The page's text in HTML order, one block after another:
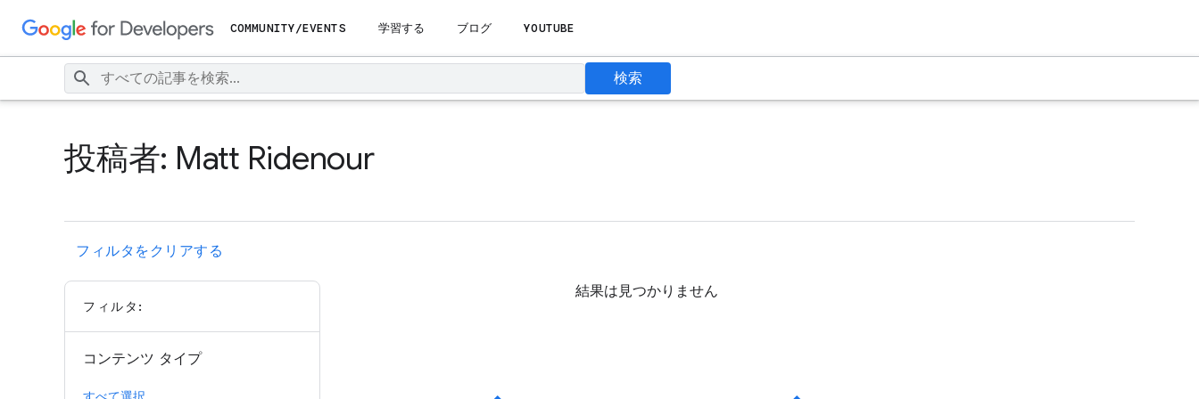
COMMUNITY/EVENTS 学習する ブログ YOUTUBE
検索
投稿者: Matt Ridenour
フィルタをクリアする
フィルタ:
コンテンツ タイプ
結果は見つかりません